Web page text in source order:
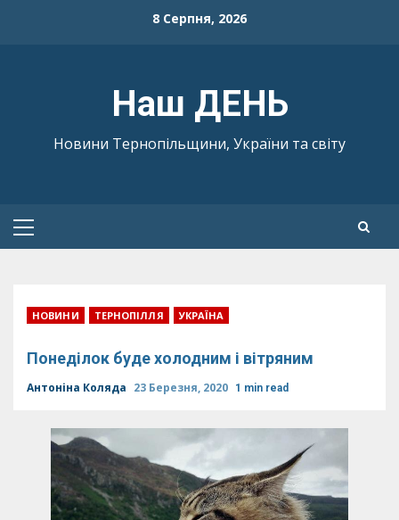
8 Серпня, 2026
Наш ДЕНЬ
Новини Тернопільщини, України та світу
Primary
НОВИНИ ТЕРНОПІЛЛЯ УКРАЇНА
Понеділок буде холодним і вітряним
Антоніна Коляда 23 Березня, 2020 1 min read